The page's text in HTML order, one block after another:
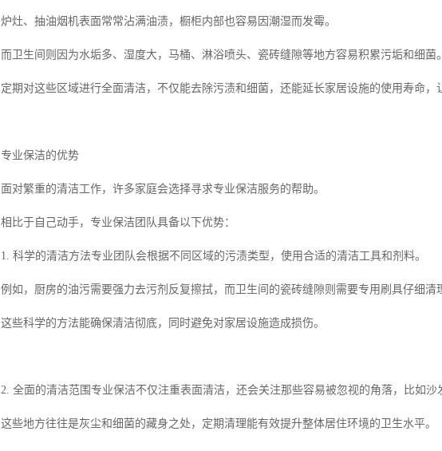
炉灶、抽油烟机表面常常沾满油渍，橱柜内部也容易因潮湿而发霉。
而卫生间则因为水垢多、湿度大，马桶、淋浴喷头、瓷砖缝隙等地方容易积累污垢和细菌
定期对这些区域进行全面清洁，不仅能去除污渍和细菌，还能延长家居设施的使用寿命，
专业保洁的优势
面对繁重的清洁工作，许多家庭会选择寻求专业保洁服务的帮助。
相比于自己动手，专业保洁团队具备以下优势：
1. 科学的清洁方法专业团队会根据不同区域的污渍类型，使用合适的清洁工具和剂料。
例如，厨房的油污需要强力去污剂反复擦拭，而卫生间的瓷砖缝隙则需要专用刷具仔细清
这些科学的方法能确保清洁彻底，同时避免对家居设施造成损伤。
2. 全面的清洁范围专业保洁不仅注重表面清洁，还会关注那些容易被忽视的角落，比如
这些地方往往是灰尘和细菌的藏身之处，定期清理能有效提升整体居住环境的卫生水平。